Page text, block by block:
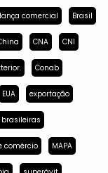
comercial Brasil
CNA CNI
Conab
EUA exportação
brasileiras
comércio MAPA